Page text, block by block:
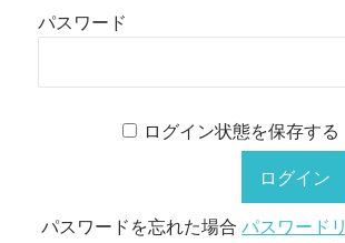
パスワード
ログイン状態を保存する
パスワードを忘れた場合パスワードリ